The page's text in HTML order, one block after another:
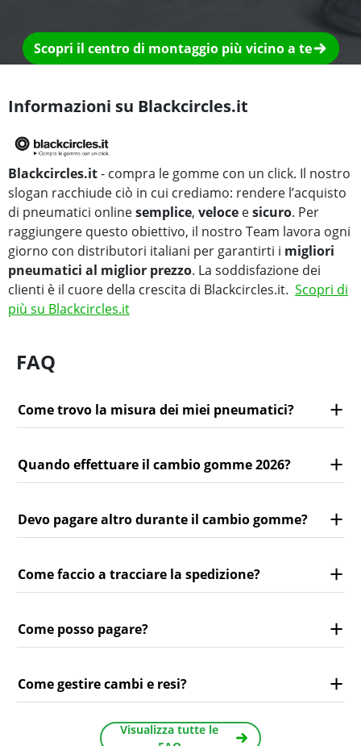
Scopri il centro di montaggio più vicino a te
Informazioni su Blackcircles.it
Blackcircles.it- compra le gomme con un click. Il nostro
slogan racchiude ciò in cui crediamo: rendere l’acquisto
di pneumatici onlinesemplice, veloce esicuro. Per
raggiungere questo obiettivo, il nostro Team lavora ogni
giorno con distributori italiani per garantirti i migliori
pneumatici al miglior prezzo. La soddisfazione dei
clienti è il cuore della crescita di Blackcircles.it. Scopri di
più su Blackcircles.it
FAQ
Come trovo la misura dei miei pneumatici?
Quando effettuare il cambio gomme 2026?
Devo pagare altro durante il cambio gomme?
Come faccio a tracciare la spedizione?
Come posso pagare?
Come gestire cambi e resi?
Visualizza tutte le